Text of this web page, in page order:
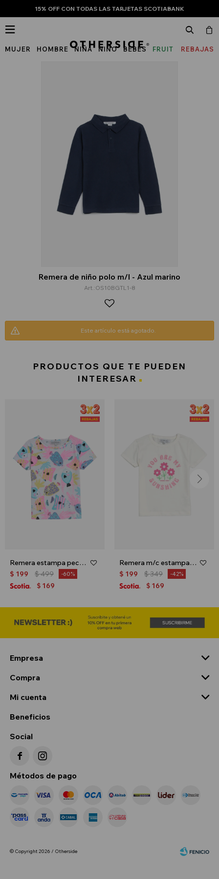
15% OFF CON TODAS LAS TARJETAS SCOTIABANK
MUJER HOMBRE NIÑA NIÑO BEBÉS
FRUIT
REBAJAS

Remera de niño polo m/l - Azul marino
OS10BGTL1-8
Este artículo está agotado.
PRODUCTOS QUE TE PUEDEN
INTERESAR
Remera estampa peces - Blanco
$ 199 $499 60
$ 169
Remera m/c estampa floral - Crudo
$ 199 $349 42
$ 169
Empresa
Compra
Mi cuenta
Beneficios
Social
 
Métodos de pago
© Copyright 2026 / Otherside